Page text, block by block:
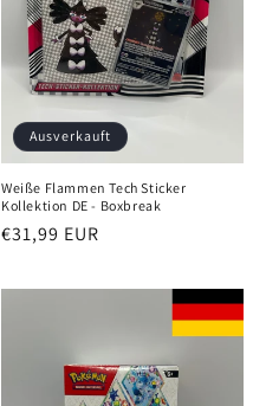
Ausverkauft
Weiße Flammen Tech Sticker
Kollektion DE - Boxbreak
Normaler
€31,99 EUR